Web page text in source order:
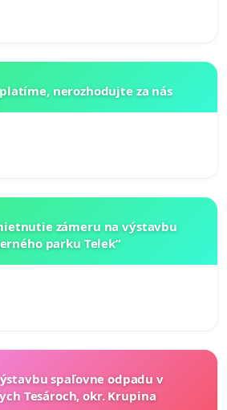
nerozhodujte za nás
zámeru na výstavbu
parku Telek”
spaľovne odpadu v
Tesároch, okr. Krupina